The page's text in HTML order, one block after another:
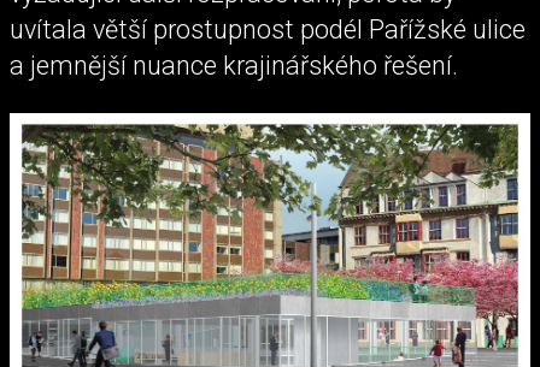
uvítala větší prostupnost podél Pařížské ulice
a jemnější nuance krajinářského řešení.